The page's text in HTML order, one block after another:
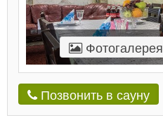
Фотогалерея
Позвонить в сауну